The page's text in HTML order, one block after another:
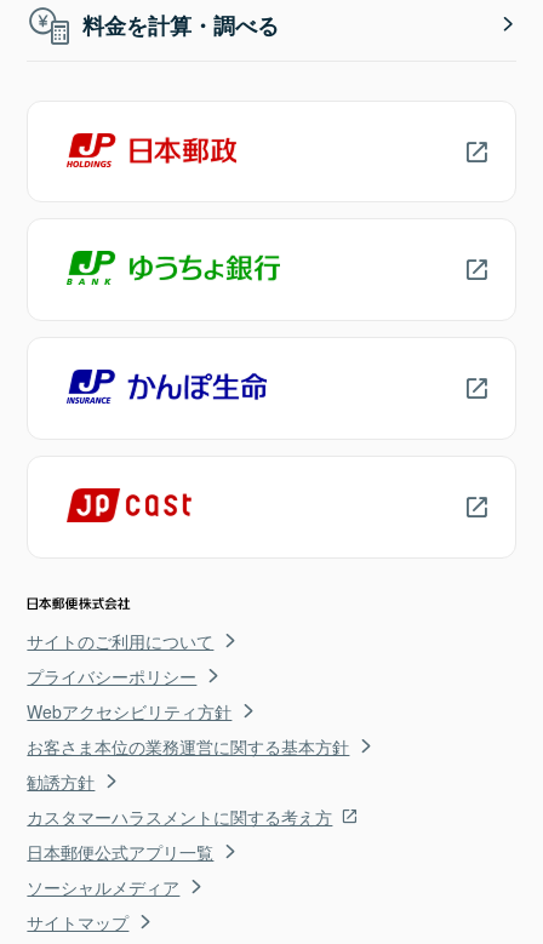
料金を計算・調べる
サイトのご利用について
プライバシーポリシー
Webアクセシビリティ方針
お客さま本位の業務運営に関する基本方針
勧誘方針
カスタマーハラスメントに関する考え方
日本郵便公式アプリ一覧
ソーシャルメディア
サイトマップ